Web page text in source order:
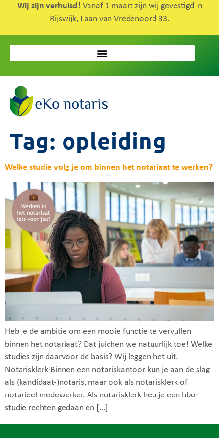
Wij zijn verhuisd! Vanaf 1 maart zijn wij gevestigd in
Rijswijk, Laan van Vredenoord 33.
Tag: opleiding
Welke studie volg je om binnen het notariaat te werken?
Heb je de ambitie om een mooie functie te vervullen
binnen het notariaat? Dat juichen we natuurlijk toe! Welke
studies zijn daarvoor de basis? Wij leggen het uit.
Notarisklerk Binnen een notariskantoor kun je aan de slag
als (kandidaat-)notaris, maar ook als notarisklerk of
notarieel medewerker. Als notarisklerk heb je een hbo-
studie rechten gedaan en […]